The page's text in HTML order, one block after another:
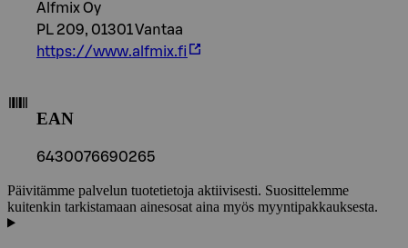
Alfmix Oy
PL 209, 01301 Vantaa
https://www.alfmix.fi
EAN
6430076690265
Päivitämme palvelun tuotetietoja aktiivisesti. Suosittelemme
kuitenkin tarkistamaan ainesosat aina myös myyntipakkauksesta.